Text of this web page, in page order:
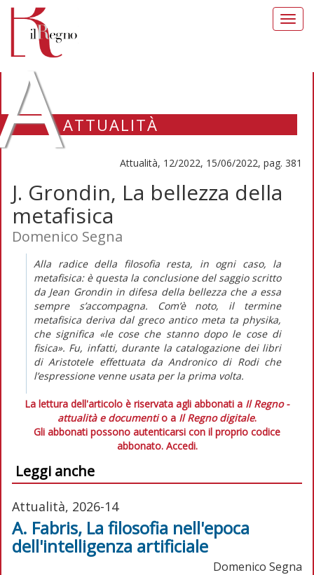
ATTUALITÀ
Attualità, 12/2022, 15/06/2022, pag. 381
J. Grondin, La bellezza della
metafisica
Domenico Segna
Alla radice della filosofia resta, in ogni caso, la
metafisica: è questa la conclusione del saggio scritto
da Jean Grondin in difesa della bellezza che a essa
sempre s’accompagna. Com’è noto, il termine
metafisica deriva dal greco antico meta ta physika,
che significa «le cose che stanno dopo le cose di
fisica». Fu, infatti, durante la catalogazione dei libri
di Aristotele effettuata da Andronico di Rodi che
l’espressione venne usata per la prima volta.
La lettura dell'articolo è riservata agli abbonati a Il Regno -
attualità e documentio a Il Regno digitale.
Gli abbonati possono autenticarsi con il proprio codice
abbonato. Accedi.
Leggi anche
Attualità, 2026-14
A. Fabris, La filosofia nell'epoca
dell'intelligenza artificiale
Domenico Segna